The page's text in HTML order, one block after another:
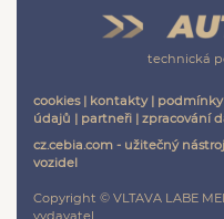
technická
cookies| kontakty|
údajů | partneři | zpracování
cz.cebia.com - užitečný
vozidel
Copyright © VLTAVA LABE
vydavatel.